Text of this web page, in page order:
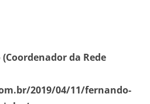
da Rede
2019/04/11/fernando-